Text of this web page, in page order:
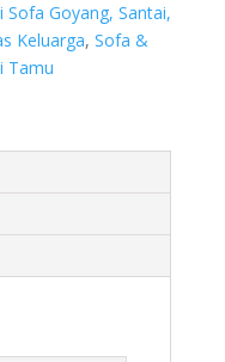
Sofa Goyang, Santai,
Keluarga,Sofa &
Tamu